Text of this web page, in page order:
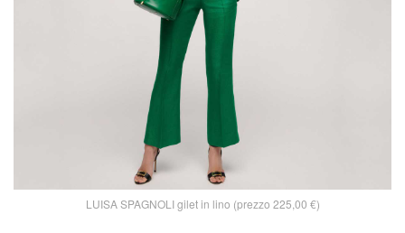
LUISA SPAGNOLI gilet in lino (prezzo 225,00 €)